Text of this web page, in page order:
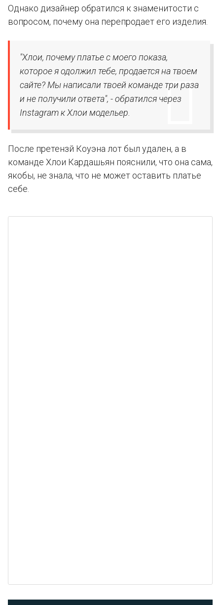
Однако дизайнер обратился к знаменитости с
вопросом, почему она перепродает его изделия.
"Хлои, почему платье с моего показа,
которое я одолжил тебе, продается на твоем
сайте? Мы написали твоей команде три раза
и не получили ответа", - обратился через
Instagram к Хлои модельер.
После претензй Коуэна лот был удален, а в
команде Хлои Кардашьян пояснили, что она сама,
якобы, не знала, что не может оставить платье
себе.